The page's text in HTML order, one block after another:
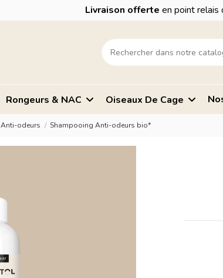
Livraison offerte en point relais
Rongeurs & NAC Oiseaux De Cage
Anti-odeurs Shampooing Anti-odeurs bio*